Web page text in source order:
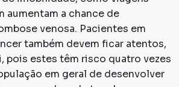
aumentam a chance de
venosa. Pacientes em
também devem ficar atentos,
pois estes têm risco quatro vezes
em geral de desenvolver